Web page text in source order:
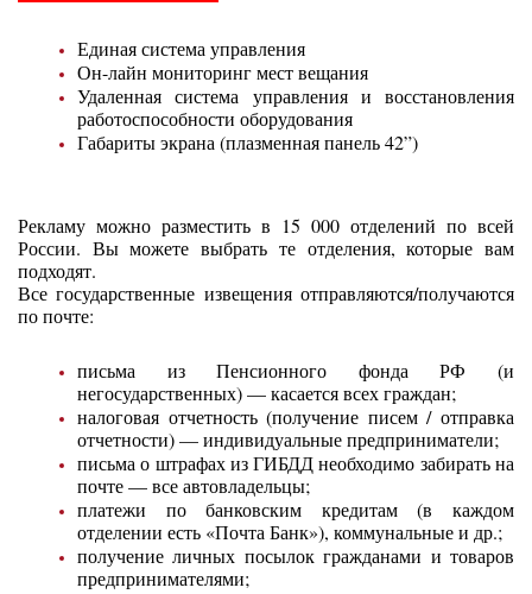
Единая система управления
Он-лайн мониторинг мест вещания
Удаленная система управления и восстановления
работоспособности оборудования
Габариты экрана (плазменная панель 42”)
Рекламу можно разместить в 15 000 отделений по всей
России. Вы можете выбрать те отделения, которые вам
подходят.
Все государственные извещения отправляются/получаются
по почте:
письма из Пенсионного фонда РФ (и
негосударственных) — касается всех граждан;
налоговая отчетность (получение писем / отправка
отчетности) — индивидуальные предприниматели;
письма о штрафах из ГИБДД необходимо забирать на
почте — все автовладельцы;
платежи по банковским кредитам (в каждом
отделении есть «Почта Банк»), коммунальные и др.;
получение личных посылок гражданами и товаров
предпринимателями;